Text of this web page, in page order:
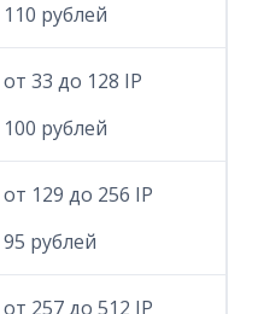
110 рублей
от 33 до 128 IP
100 рублей
от 129 до 256 IP
95 рублей
от 257 до 512 IP